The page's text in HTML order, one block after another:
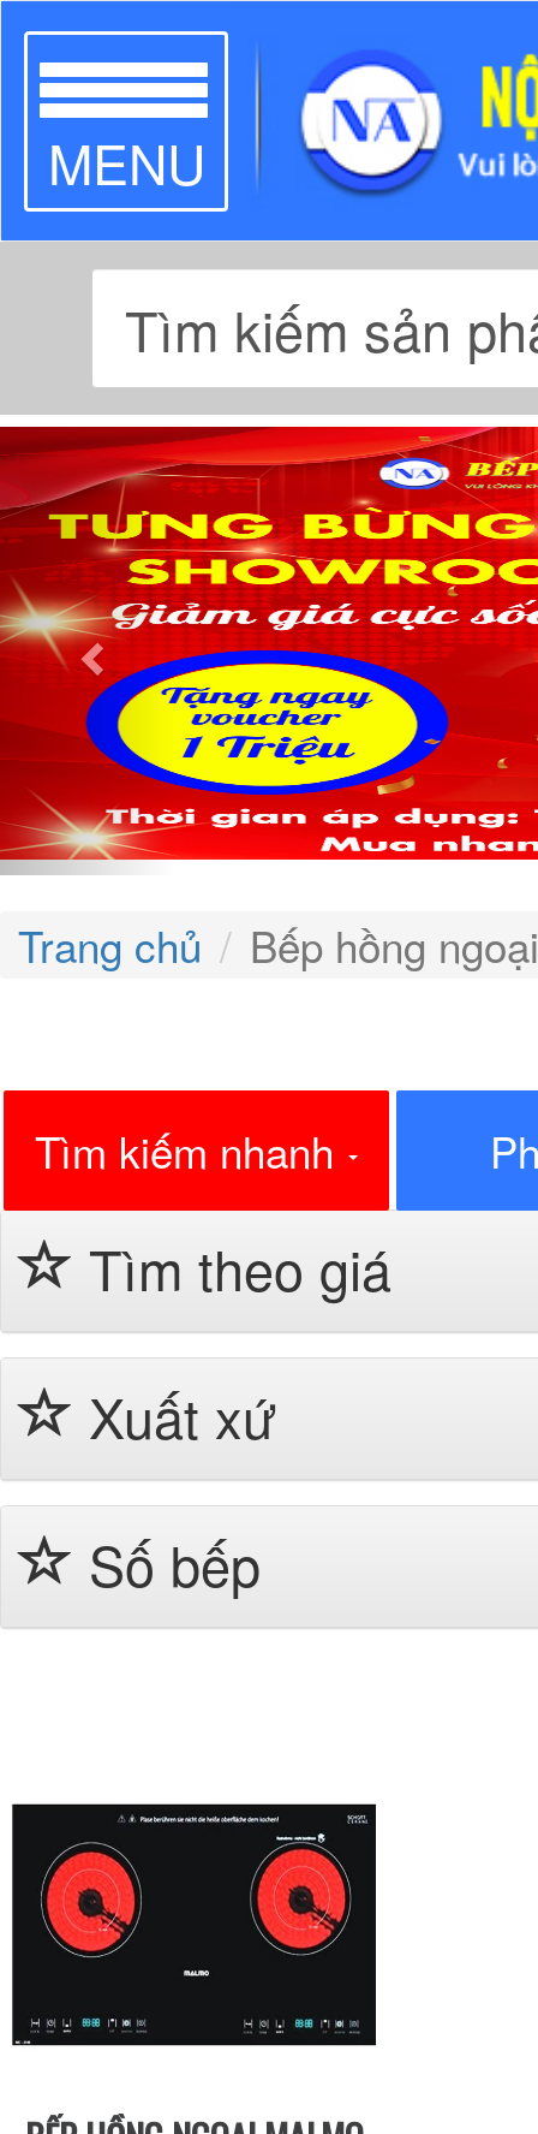
TOGGLE
NAVIGATION
MENU
Previous
Trang chủ Bếp hồng
Tìm kiếm nhanh
Tìm theo giá
Xuất xứ
Số bếp